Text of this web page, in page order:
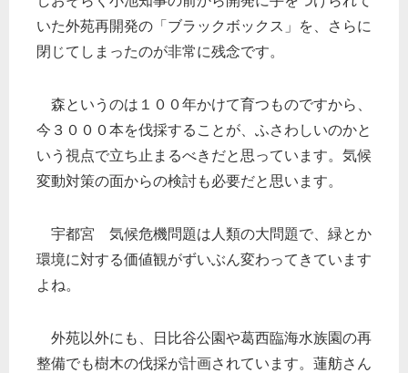
いた外苑再開発の「ブラックボックス」を、さらに
閉じてしまったのが非常に残念です。
森というのは１００年かけて育つものですから、
今３０００本を伐採することが、ふさわしいのかと
いう視点で立ち止まるべきだと思っています。気候
変動対策の面からの検討も必要だと思います。
宇都宮 気候危機問題は人類の大問題で、緑とか
環境に対する価値観がずいぶん変わってきています
よね。
外苑以外にも、日比谷公園や葛西臨海水族園の再
整備でも樹木の伐採が計画されています。蓮舫さん